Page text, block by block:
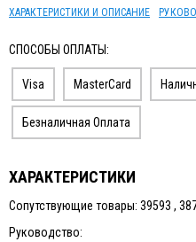
ХАРАКТЕРИСТИКИ И ОПИСАНИЕ
СПОСОБЫ ОПЛАТЫ:
Visa MasterCard
Безналичная Оплата
ХАРАКТЕРИСТИКИ
Сопутствующие товары: 39593 ,
Руководство: